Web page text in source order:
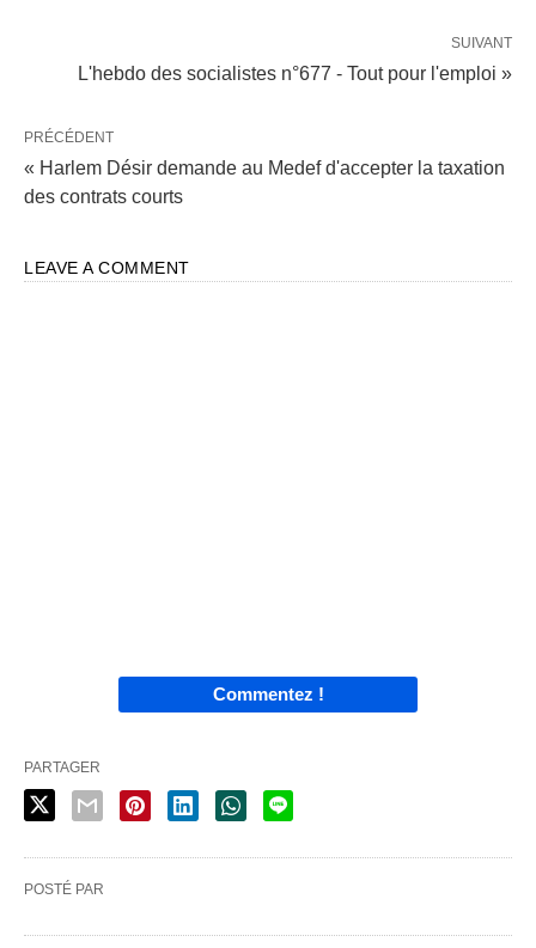
SUIVANT
L'hebdo des socialistes n°677 - Tout pour l'emploi »
PRÉCÉDENT
« Harlem Désir demande au Medef d'accepter la taxation
des contrats courts
LEAVE A COMMENT
Commentez !
PARTAGER
POSTÉ PAR